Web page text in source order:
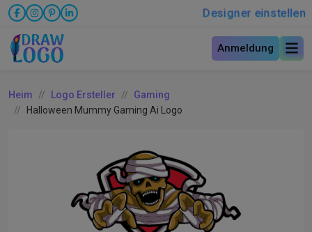
Designer einstellen
Anmeldung
Heim Logo Ersteller
Gaming
Halloween Mummy Gaming Ai Logo